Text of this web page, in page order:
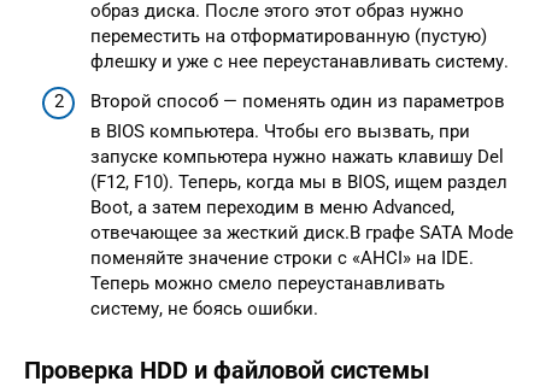
образ диска. После этого этот образ нужно
переместить на отформатированную (пустую)
флешку и уже с нее переустанавливать систему.
Второй способ — поменять один из параметров
в BIOS компьютера. Чтобы его вызвать, при
запуске компьютера нужно нажать клавишу Del
(F12, F10). Теперь, когда мы в BIOS, ищем раздел
Boot, а затем переходим в меню Advanced,
отвечающее за жесткий диск.В графе SATA Mode
поменяйте значение строки с «AHCI» на IDE.
Теперь можно смело переустанавливать
систему, не боясь ошибки.
Проверка HDD и файловой системы